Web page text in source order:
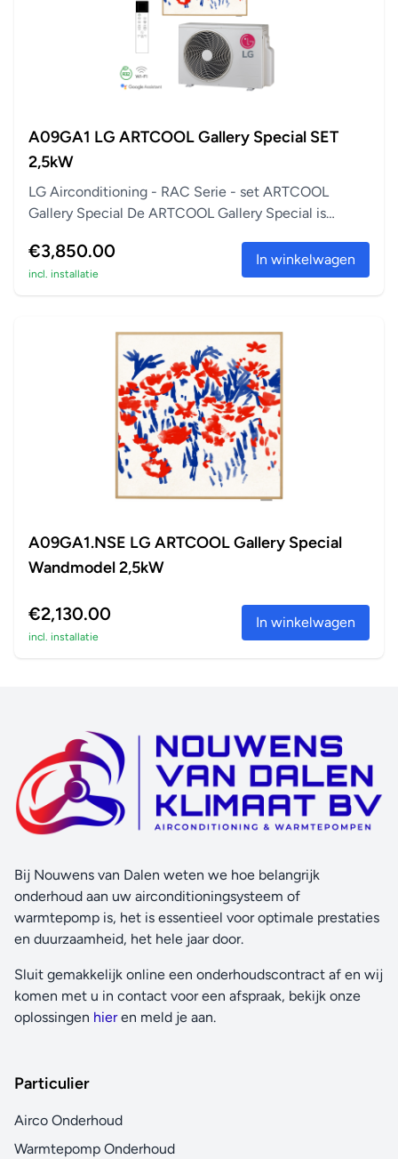
A09GA1 LG ARTCOOL Gallery Special SET
2,5kW
LG Airconditioning - RAC Serie - set ARTCOOL
Gallery Special De ARTCOOL Gallery Special is
€3,850.00
incl. installatie
In winkelwagen
A09GA1.NSE LG ARTCOOL Gallery Special
Wandmodel 2,5kW
€2,130.00
incl. installatie
In winkelwagen
Bij Nouwens van Dalen weten we hoe belangrijk
onderhoud aan uw airconditioningsysteem of
warmtepomp is, het is essentieel voor optimale prestaties
en duurzaamheid, het hele jaar door.
Sluit gemakkelijk online een onderhoudscontract af en wij
komen met u in contact voor een afspraak, bekijk onze
oplossingen hieren meld je aan.
Particulier
Airco Onderhoud
Warmtepomp Onderhoud